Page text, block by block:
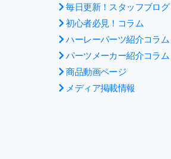
毎日更新！スタッフブログ
初心者必見！コラム
ハーレーパーツ紹介コラム
パーツメーカー紹介コラム
商品動画ページ
メディア掲載情報